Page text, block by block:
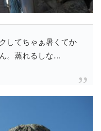
してちゃぁ暑くてか
。蒸れるしな…